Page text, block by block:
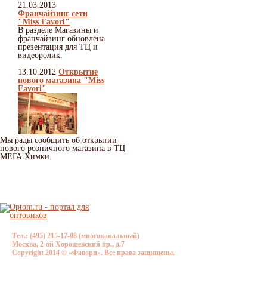
21.03.2013
Франчайзинг сети
"Miss Favori"
В разделе Магазины и
франчайзинг обновлена
презентация для ТЦ и
видеоролик.
13.10.2012 Открытие
нового магазина "Miss
Favori"
Мы рады сообщить об открытии
нового розничного магазина в ТЦ
МЕГА Химки.
Тел.: (495) 215-17-08 (многоканальный)
Москва, 2-ой Хорошевский пр., д.7
Copyright 2014 © «Фавори». Все права защищены.